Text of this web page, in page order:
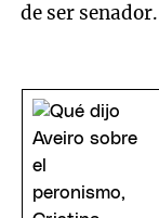
de ser senador.